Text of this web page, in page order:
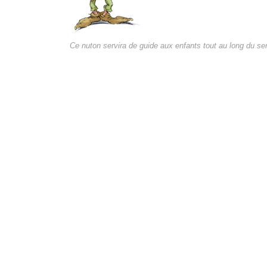
Ce nuton servira de guide aux enfants tout au long du